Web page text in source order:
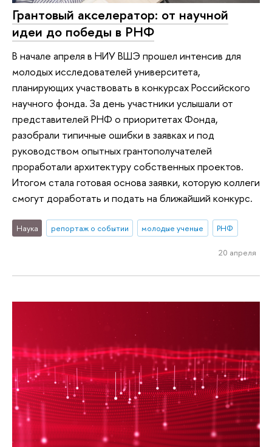
Грантовый акселератор: от научной
идеи до победы в РНФ
В начале апреля в НИУ ВШЭ прошел интенсив для
молодых исследователей университета,
планирующих участвовать в конкурсах Российского
научного фонда. За день участники услышали от
представителей РНФ о приоритетах Фонда,
разобрали типичные ошибки в заявках и под
руководством опытных грантополучателей
проработали архитектуру собственных проектов.
Итогом стала готовая основа заявки, которую коллеги
смогут доработать и подать на ближайший конкурс.
Наука репортаж о событии молодые ученые РНФ
20 апреля